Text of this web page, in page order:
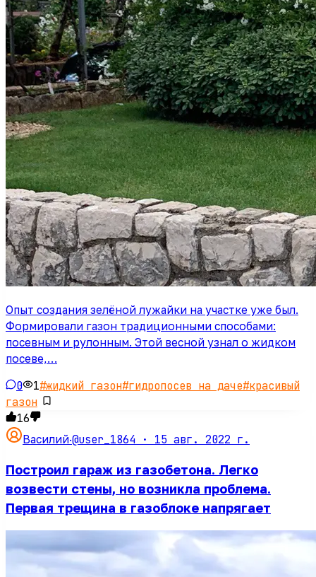
Опыт создания зелёной лужайки на участке уже был.
Формировали газон традиционными способами:
посевным и рулонным. Этой весной узнал о жидком
посеве,…
0 1#жидкий газон#гидропосев на даче#красивый
газон
16
Василий·@user_1864 · 15 авг. 2022 г.
Построил гараж из газобетона. Легко
возвести стены, но возникла проблема.
Первая трещина в газоблоке напрягает